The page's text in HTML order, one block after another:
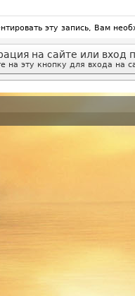
эту запись, Вам
на сайте или
на эту кнопку для входа на